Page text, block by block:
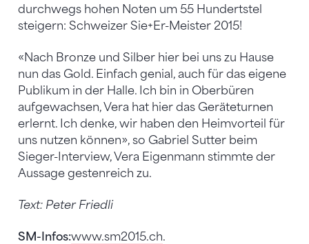
durchwegs hohen Noten um 55 Hundertstel
steigern: Schweizer Sie+Er-Meister 2015!
«Nach Bronze und Silber hier bei uns zu Hause
nun das Gold. Einfach genial, auch für das eigene
Publikum in der Halle. Ich bin in Oberbüren
aufgewachsen, Vera hat hier das Geräteturnen
erlernt. Ich denke, wir haben den Heimvorteil für
uns nutzen können», so Gabriel Sutter beim
Sieger-Interview, Vera Eigenmann stimmte der
Aussage gestenreich zu.
Text: Peter Friedli
SM-Infos:www.sm2015.ch.